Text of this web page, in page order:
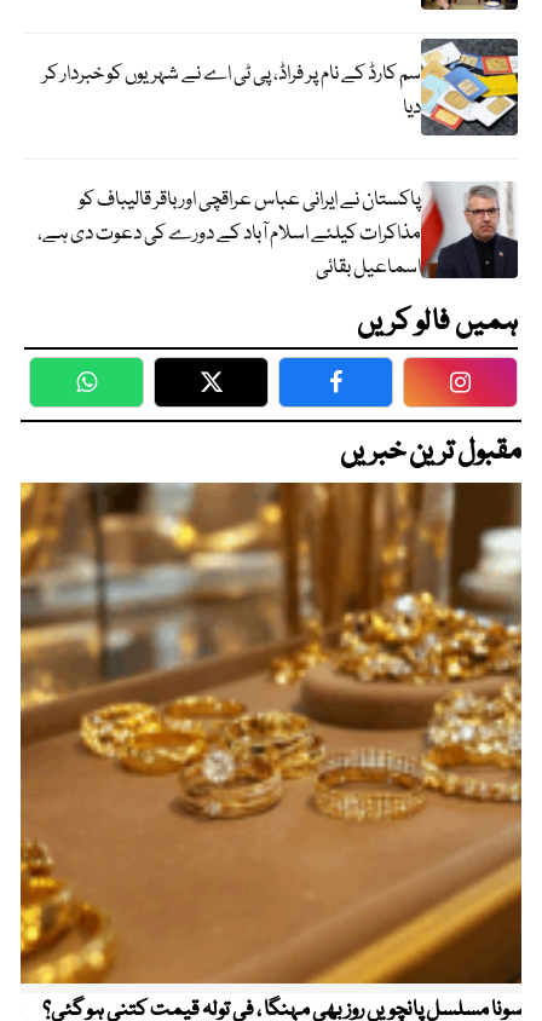
سم کارڈ کے نام پر فراڈ، پی ٹی اے نے شہریوں کو خبردار کر
دیا
پاکستان نے ایرانی عباس عراقچی اورباقر قالیباف کو
مذاکرات کیلئے اسلام آباد کے دورے کی دعوت دی ہے،
اسماعیل بقائی
ہمیں فالو کریں
WhatsApp Twitter Facebook
مقبول ترین خبریں
سونا مسلسل پانچویں روز بھی مہنگا ، فی تولہ قیمت کتنی ہو گئی؟